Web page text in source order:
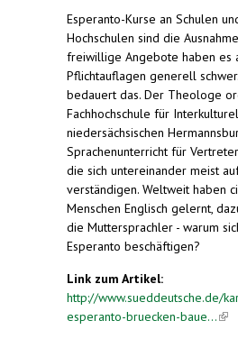
Esperanto-Kurse an Schulen
Hochschulen sind die
freiwillige Angebote haben es
Pflichtauflagen generell
bedauert das. Der Theologe
Fachhochschule für
niedersächsischen
Sprachenunterricht für
die sich untereinander meist
verständigen. Weltweit haben
Menschen Englisch gelernt,
die Muttersprachler - warum
Esperanto beschäftigen?
Link zum Artikel:
http://www.sueddeutsche.de/
esperanto-bruecken-baue...